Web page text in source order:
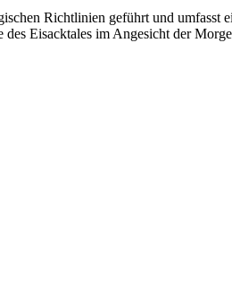
Richtlinien geführt und umfasst
des Eisacktales im Angesicht der